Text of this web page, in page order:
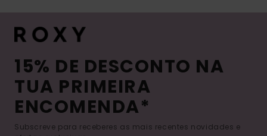
15% DE DESCONTO NA
TUA PRIMEIRA
ENCOMENDA*
Subscreve para receberes as mais recentes novidades e